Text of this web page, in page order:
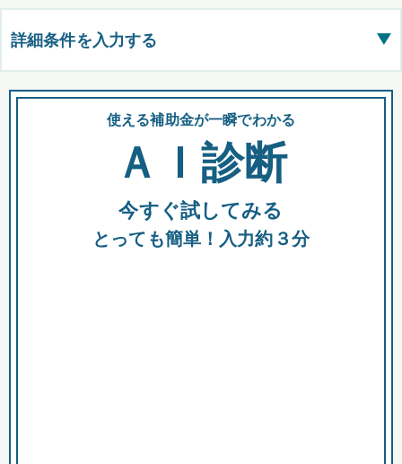
詳細条件を入力する ▶
都道府県
全国の検索結果を含めて表示
助成金 融資 出資
使える補助金が一瞬でわかる
ＡＩ診断
今すぐ試してみる
とっても簡単！入力約３分